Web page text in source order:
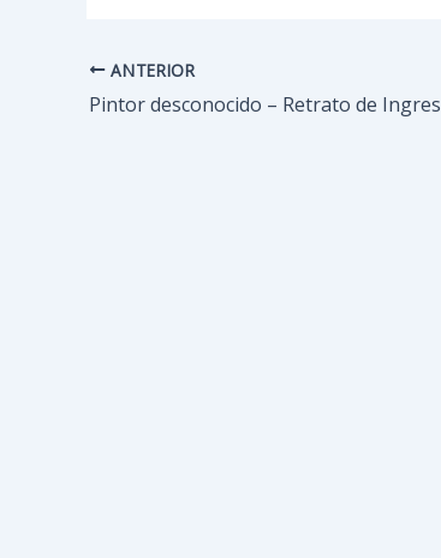
Navegación
de
ANTERIOR
Pintor desconocido – Retrato de Ingres